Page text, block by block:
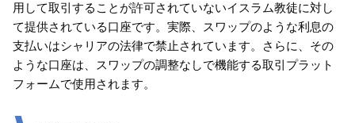
用して取引することが許可されていないイスラム教徒に対し
て提供されている口座です。実際、スワップのような利息の
支払いはシャリアの法律で禁止されています。さらに、その
ような口座は、スワップの調整なしで機能する取引プラット
フォームで使用されます。